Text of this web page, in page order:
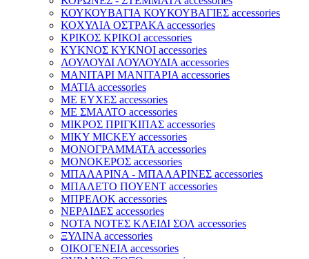
ΚΟΥΚΟΥΒΑΓΙΑ ΚΟΥΚΟΥΒΑΓΙΕΣ accessories
ΚΟΧΥΛΙΑ ΟΣΤΡΑΚΑ accessories
ΚΡΙΚΟΣ ΚΡΙΚΟΙ accessories
ΚΥΚΝΟΣ ΚΥΚΝΟΙ accessories
ΛΟΥΛΟΥΔΙ ΛΟΥΛΟΥΔΙΑ accessories
ΜΑΝΙΤΑΡΙ ΜΑΝΙΤΑΡΙΑ accessories
ΜΑΤΙΑ accessories
ΜΕ ΕΥΧΕΣ accessories
ΜΕ ΣΜΑΛΤΟ accessories
ΜΙΚΡΟΣ ΠΡΙΓΚΙΠΑΣ accessories
ΜΙΚΥ MICKEY accessories
ΜΟΝΟΓΡΑΜΜΑΤΑ accessories
ΜΟΝΟΚΕΡΟΣ accessories
ΜΠΑΛΑΡΙΝΑ - ΜΠΑΛΑΡΙΝΕΣ accessories
ΜΠΑΛΕΤΟ ΠΟΥΕΝΤ accessories
ΜΠΡΕΛΟΚ accessories
ΝΕΡΑΙΔΕΣ accessories
ΝΟΤΑ ΝΟΤΕΣ ΚΛΕΙΔΙ ΣΟΛ accessories
ΞΥΛΙΝΑ accessories
ΟΙΚΟΓΕΝΕΙΑ accessories